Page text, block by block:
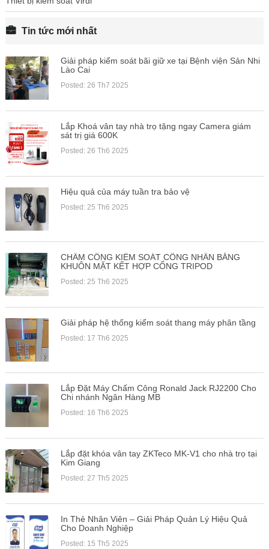
Tin tức mới nhất
Giải pháp kiểm soát bãi giữ xe tại Bệnh viện Sản Nhi
Lào Cai
Posted: 26 Th7 2025
Lắp Khoá vân tay nhà trọ tặng ngay Camera giám
sát trị giá 600K
Posted: 26 Th6 2025
Hiệu quả của máy tuần tra bảo vệ
Posted: 25 Th6 2025
CHẤM CÔNG KIỂM SOÁT CÔNG NHÂN BẰNG
KHUÔN MẶT KẾT HỢP CỔNG TRIPOD
Posted: 25 Th6 2025
Giải pháp hệ thống kiểm soát thang máy phân tầng
Posted: 17 Th6 2025
Lắp Đặt Máy Chấm Công Ronald Jack RJ2200 Cho
Chi nhánh Ngân Hàng MB
Posted: 16 Th6 2025
Lắp đặt khóa vân tay ZKTeco MK-V1 cho nhà trọ tại
Kim Giang
Posted: 27 Th5 2025
In Thẻ Nhân Viên – Giải Pháp Quản Lý Hiệu Quả
Cho Doanh Nghiệp
Posted: 15 Th5 2025